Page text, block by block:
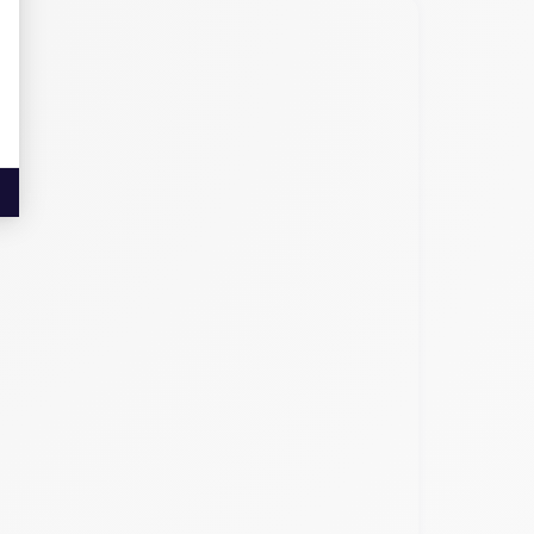
parfaitement avec son design global,
la navigation, il est équipé d'un GPS précis